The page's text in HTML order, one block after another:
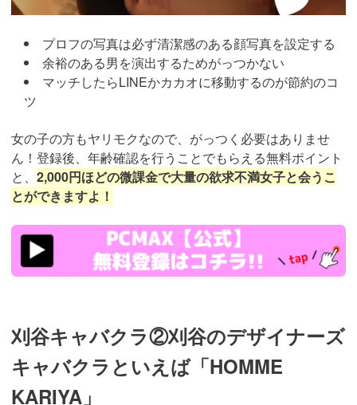
プロフの写真は必ず清潔感のある顔写真を設定する
余裕のある男を演出するためがっつかない
マッチしたらLINEかカカオに移動するのが節約のコ
ツ
女の子の方もヤリモクなので、がっつく必要はありませ
ん！登録後、年齢確認を行うことでもらえる無料ポイント
と、 2,000円ほどの微課金で大量の欲求不満女子と会うこ
とができますよ！
https://pcmax.jp/lp/?
ad_id=rm307152
刈谷キャバクラ②刈谷のデザイナーズ
キャバクラといえば「HOMME
KARIYA」